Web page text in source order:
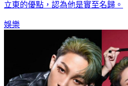
立東的優點，認為他是實至名歸。
娛樂